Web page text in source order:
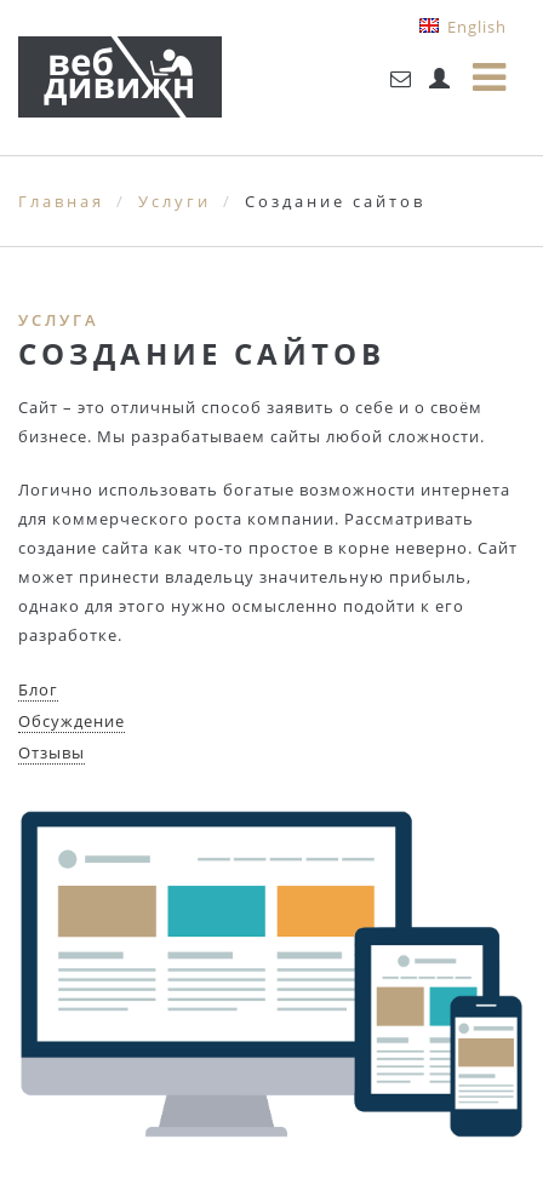
English
Главная Услуги Создание сайтов
УСЛУГА
СОЗДАНИЕ САЙТОВ
Сайт – это отличный способ заявить о себе и о своём
бизнесе. Мы разрабатываем сайты любой сложности.
Логично использовать богатые возможности интернета
для коммерческого роста компании. Рассматривать
создание сайта как что-то простое в корне неверно. Сайт
может принести владельцу значительную прибыль,
однако для этого нужно осмысленно подойти к его
разработке.
Блог
Обсуждение
Отзывы